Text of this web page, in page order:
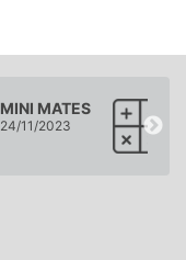
MINI MATES
24/11/2023